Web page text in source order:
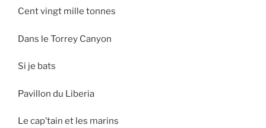
Cent vingt mille tonnes
Dans le Torrey Canyon
Si je bats
Pavillon du Liberia
Le cap’tain et les marins